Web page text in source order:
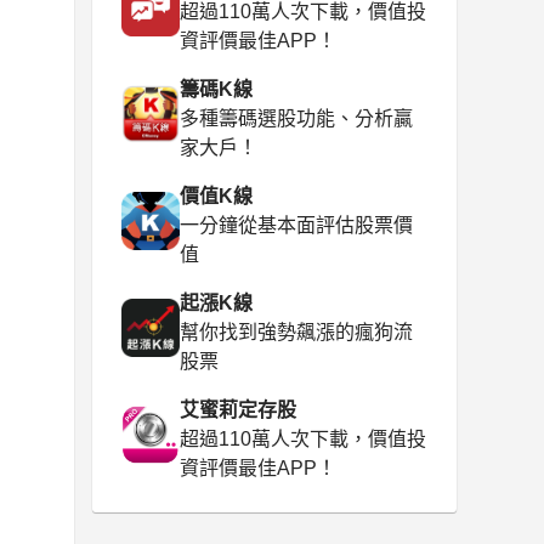
超過110萬人次下載，價值投
資評價最佳APP！
籌碼K線
多種籌碼選股功能、分析贏
家大戶！
價值K線
一分鐘從基本面評估股票價
值
起漲K線
幫你找到強勢飆漲的瘋狗流
股票
艾蜜莉定存股
超過110萬人次下載，價值投
資評價最佳APP！